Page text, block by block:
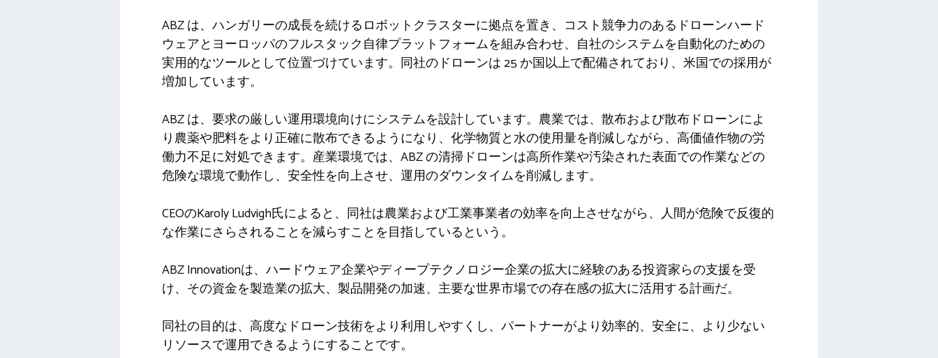
ABZ は、ハンガリーの成長を続けるロボットクラスターに拠点を置き、コスト競争力のあるドローンハード
ウェアとヨーロッパのフルスタック自律プラットフォームを組み合わせ、自社のシステムを自動化のための
実用的なツールとして位置づけています。同社のドローンは 25 か国以上で配備されており、米国での採用が
増加しています。
ABZ は、要求の厳しい運用環境向けにシステムを設計しています。農業では、散布および散布ドローンによ
り農薬や肥料をより正確に散布できるようになり、化学物質と水の使用量を削減しながら、高価値作物の労
働力不足に対処できます。産業環境では、ABZ の清掃ドローンは高所作業や汚染された表面での作業などの
危険な環境で動作し、安全性を向上させ、運用のダウンタイムを削減します。
CEOのKaroly Ludvigh氏によると、同社は農業および工業事業者の効率を向上させながら、人間が危険で反復的
な作業にさらされることを減らすことを目指しているという。
ABZ Innovationは、ハードウェア企業やディープテクノロジー企業の拡大に経験のある投資家らの支援を受
け、その資金を製造業の拡大、製品開発の加速、主要な世界市場での存在感の拡大に活用する計画だ。
同社の目的は、高度なドローン技術をより利用しやすくし、パートナーがより効率的、安全に、より少ない
リソースで運用できるようにすることです。